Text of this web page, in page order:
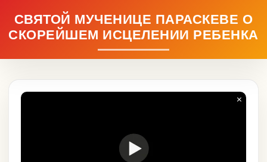
СВЯТОЙ МУЧЕНИЦЕ ПАРАСКЕВЕ О
СКОРЕЙШЕМ ИСЦЕЛЕНИИ РЕБЕНКА